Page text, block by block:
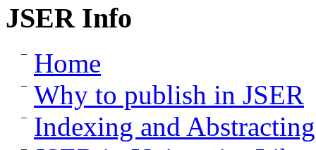
JSER Info
Home
Why to publish in JSER
Indexing and Abstracting